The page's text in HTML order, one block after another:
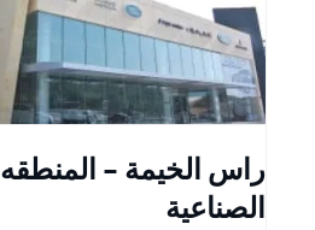
راس الخيمة - المنطقه
الصناعية